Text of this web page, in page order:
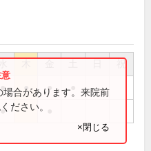
祝
● ● ●
●
合があります。来院前
ださい。
×閉じる